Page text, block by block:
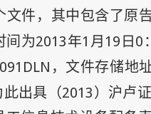
文件，其中包含了原
间为2013年1 月19日0
，文件存储地
出具（2013 ）沪卢